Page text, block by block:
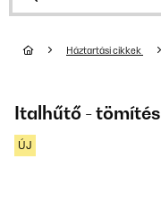
Háztartási cikkek
Italhűtő - tömítés
ÚJ